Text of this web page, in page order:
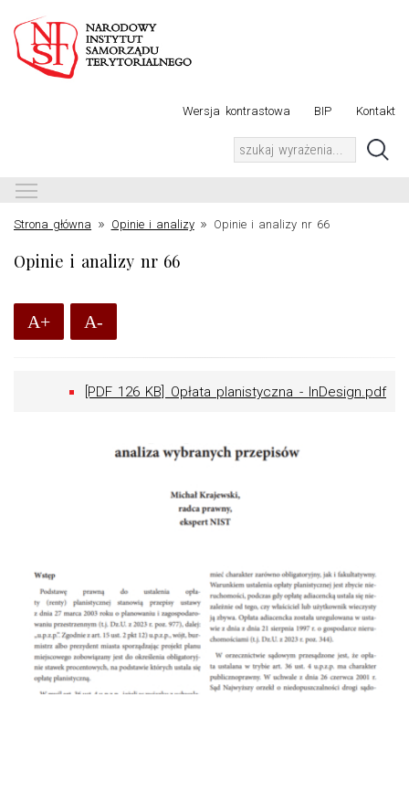
Wersja kontrastowa BIP Kontakt
Strona główna » Opinie i analizy» Opinie i analizy nr 66
Opinie i analizy nr 66
A+ A-
[PDF 126 KB] Opłata planistyczna - InDesign.pdf